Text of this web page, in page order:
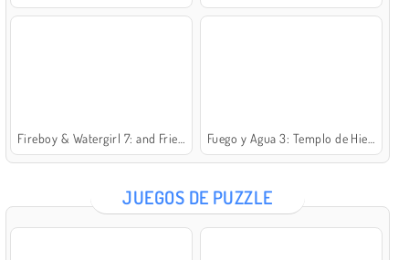
JUEGOS DE PUZZLE